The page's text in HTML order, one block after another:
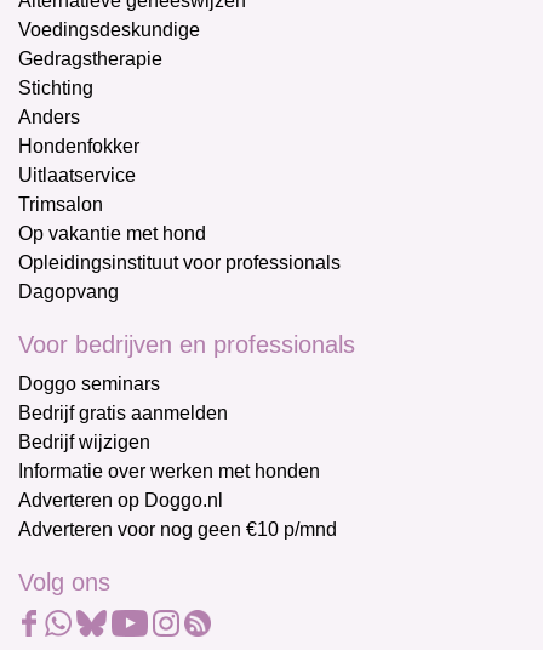
Voedingsdeskundige
Gedragstherapie
Stichting
Anders
Hondenfokker
Uitlaatservice
Trimsalon
Op vakantie met hond
Opleidingsinstituut voor professionals
Dagopvang
Voor bedrijven en professionals
Doggo seminars
Bedrijf gratis aanmelden
Bedrijf wijzigen
Informatie over werken met honden
Adverteren op Doggo.nl
Adverteren voor nog geen €10 p/mnd
Volg ons